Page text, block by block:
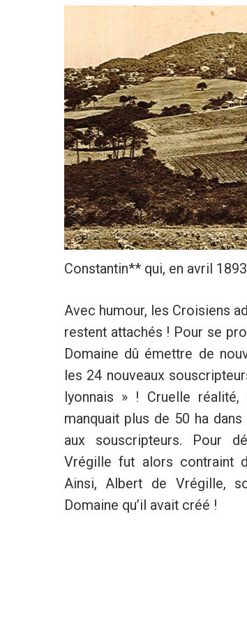
Constantin** qui, en avril
Avec humour, les Croisiens
restent attachés ! Pour se
Domaine dû émettre de
les 24 nouveaux
lyonnais » ! Cruelle
manquait plus de 50 ha
aux souscripteurs. Pour
Vrégille fut alors contraint
Ainsi, Albert de Vrégille,
Domaine qu’il avait créé !